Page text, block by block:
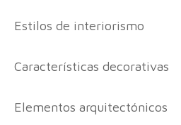
Estilos de interiorismo
Características decorativas
Elementos arquitectónicos